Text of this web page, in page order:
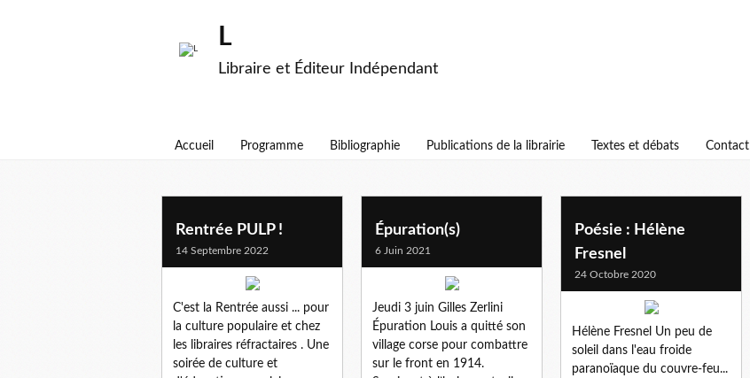
L
Libraire et Éditeur Indépendant
Accueil Programme Bibliographie Publications de la librairie Textes et débats Contact
litterature
Rentrée PULP !
14 Septembre 2022
C'est la Rentrée aussi ... pour
la culture populaire et chez
les libraires réfractaires . Une
soirée de culture et
Épuration(s)
6 Juin 2021
Jeudi 3 juin Gilles Zerlini
Épuration Louis a quitté son
village corse pour combattre
sur le front en 1914.
Poésie : Hélène
Fresnel
24 Octobre 2020
Hélène Fresnel Un peu de
soleil dans l'eau froide
paranoïaque du couvre-feu...